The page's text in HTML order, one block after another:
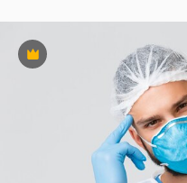
Premium